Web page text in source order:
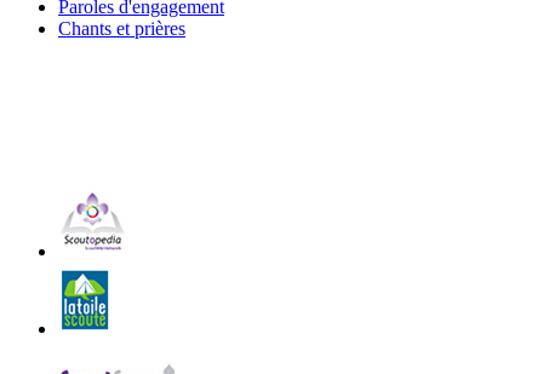
Paroles d'engagement
Chants et prières